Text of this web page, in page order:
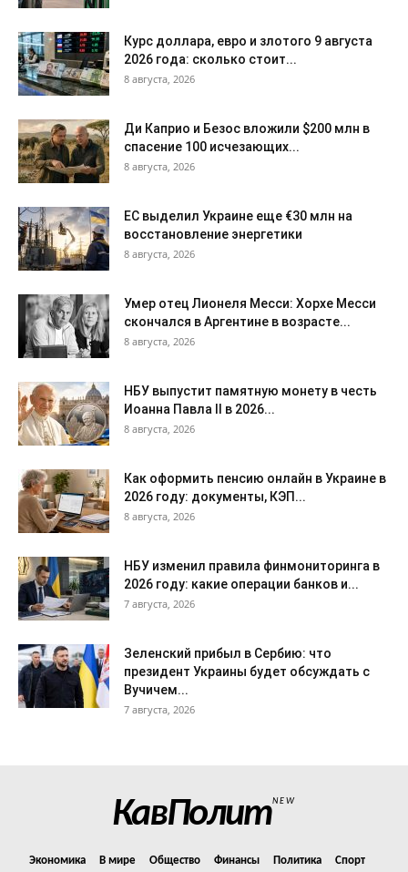
Курс доллара, евро и злотого 9 августа
2026 года: сколько стоит...
8 августа, 2026
Ди Каприо и Безос вложили $200 млн в
спасение 100 исчезающих...
8 августа, 2026
ЕС выделил Украине еще €30 млн на
восстановление энергетики
8 августа, 2026
Умер отец Лионеля Месси: Хорхе Месси
скончался в Аргентине в возрасте...
8 августа, 2026
НБУ выпустит памятную монету в честь
Иоанна Павла II в 2026...
8 августа, 2026
Как оформить пенсию онлайн в Украине в
2026 году: документы, КЭП...
8 августа, 2026
НБУ изменил правила финмониторинга в
2026 году: какие операции банков и...
7 августа, 2026
Зеленский прибыл в Сербию: что
президент Украины будет обсуждать с
Вучичем...
7 августа, 2026
КавПолитNEW
Экономика В мире Общество Финансы Политика
Спорт